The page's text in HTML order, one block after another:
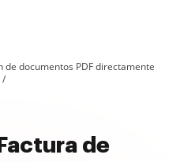
documentos PDF directamente
de